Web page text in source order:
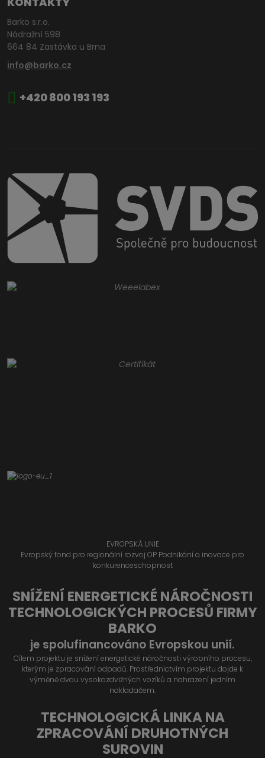
Barko s.r.o.
Nádražní 598
664 84 Zastávka u Brna
info@barko.cz
+420 800 193 193
EVROPSKÁ UNIE
Evropský fond pro regionální rozvoj OP Podnikání a inovace pro
konkurenceschopnost
SNÍŽENÍ ENERGETICKÉ NÁROČNOSTI
TECHNOLOGICKÝCH PROCESŮ FIRMY
BARKO
je spolufinancováno Evropskou unií.
Cílem projektu je snížení energetické náročnosti výrobního procesu,
kterým je zpracování odpadů. Prostřednictvím projektu dojde k
výměně dvou vysokozdvižných vozíků a nahrazení jedním
nakladačem.
TECHNOLOGICKÁ LINKA NA
ZPRACOVÁNÍ DRUHOTNÝCH
SUROVIN